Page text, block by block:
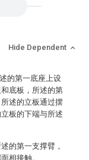
Hide Dependent
的第一底座上设
底板，所述的第
述的立板通过摆
板的下端与所述
的第一支撑臂，
相接触。